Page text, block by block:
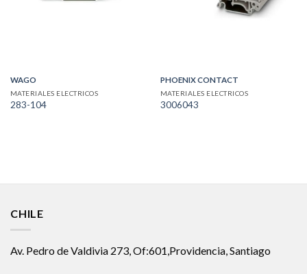
WAGO
MATERIALES ELECTRICOS
283-104
PHOENIX CONTACT
MATERIALES ELECTRICOS
3006043
CHILE
Av. Pedro de Valdivia 273, Of:601,Providencia, Santiago